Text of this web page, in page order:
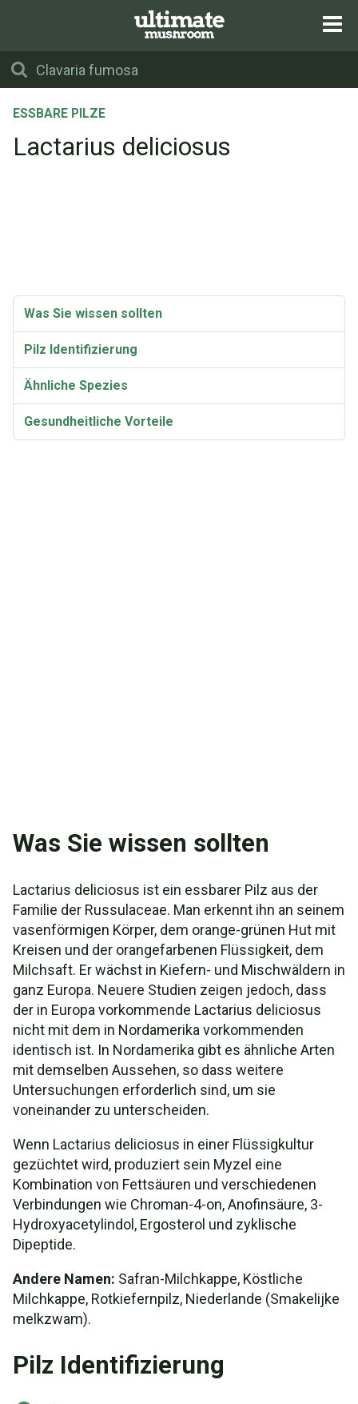
ESSBARE PILZE
Lactarius deliciosus
Was Sie wissen sollten
Pilz Identifizierung
Ähnliche Spezies
Gesundheitliche Vorteile
Was Sie wissen sollten
Lactarius deliciosus ist ein essbarer Pilz aus der
Familie der Russulaceae. Man erkennt ihn an seinem
vasenförmigen Körper, dem orange-grünen Hut mit
Kreisen und der orangefarbenen Flüssigkeit, dem
Milchsaft. Er wächst in Kiefern- und Mischwäldern in
ganz Europa. Neuere Studien zeigen jedoch, dass
der in Europa vorkommende Lactarius deliciosus
nicht mit dem in Nordamerika vorkommenden
identisch ist. In Nordamerika gibt es ähnliche Arten
mit demselben Aussehen, so dass weitere
Untersuchungen erforderlich sind, um sie
voneinander zu unterscheiden.
Wenn Lactarius deliciosus in einer Flüssigkultur
gezüchtet wird, produziert sein Myzel eine
Kombination von Fettsäuren und verschiedenen
Verbindungen wie Chroman-4-on, Anofinsäure, 3-
Hydroxyacetylindol, Ergosterol und zyklische
Dipeptide.
Andere Namen: Safran-Milchkappe, Köstliche
Milchkappe, Rotkiefernpilz, Niederlande (Smakelijke
melkzwam).
Pilz Identifizierung